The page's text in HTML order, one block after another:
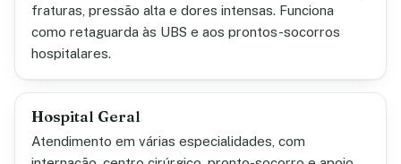
fraturas, pressão alta e dores intensas. Funciona
como retaguarda às UBS e aos prontos-socorros
hospitalares.
Hospital Geral
Atendimento em várias especialidades, com